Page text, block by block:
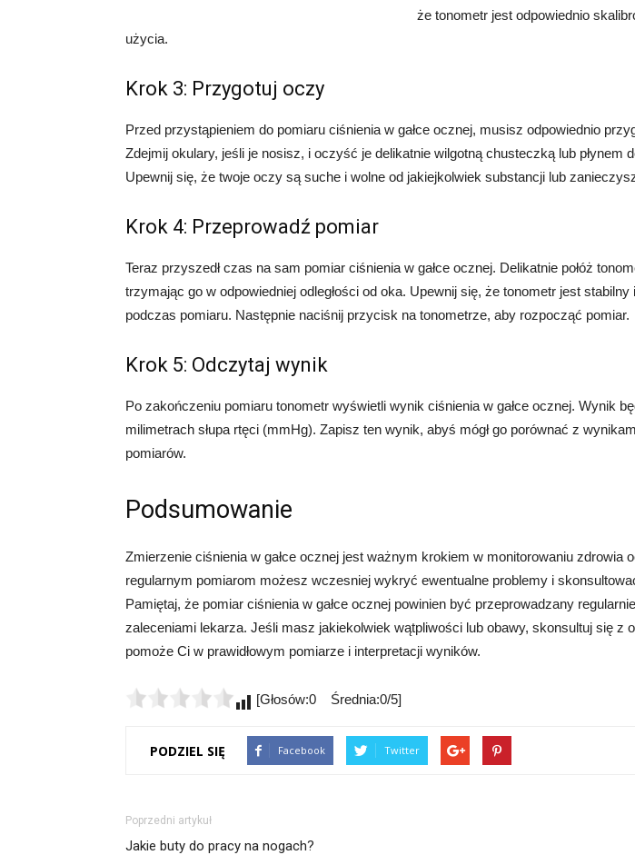
że tonometr jest odpowiednio
użycia.
Krok 3: Przygotuj oczy
Przed przystąpieniem do pomiaru ciśnienia w gałce ocznej, musisz odpowiednio
Zdejmij okulary, jeśli je nosisz, i oczyść je delikatnie wilgotną chusteczką lub płynem
Upewnij się, że twoje oczy są suche i wolne od jakiejkolwiek substancji lub
Krok 4: Przeprowadź pomiar
Teraz przyszedł czas na sam pomiar ciśnienia w gałce ocznej. Delikatnie połóż
trzymając go w odpowiedniej odległości od oka. Upewnij się, że tonometr jest stabilny
podczas pomiaru. Następnie naciśnij przycisk na tonometrze, aby rozpocząć pomiar.
Krok 5: Odczytaj wynik
Po zakończeniu pomiaru tonometr wyświetli wynik ciśnienia w gałce ocznej. Wynik
milimetrach słupa rtęci (mmHg). Zapisz ten wynik, abyś mógł go porównać z
pomiarów.
Podsumowanie
Zmierzenie ciśnienia w gałce ocznej jest ważnym krokiem w monitorowaniu zdrowia
regularnym pomiarom możesz wczesniej wykryć ewentualne problemy i
Pamiętaj, że pomiar ciśnienia w gałce ocznej powinien być przeprowadzany
zaleceniami lekarza. Jeśli masz jakiekolwiek wątpliwości lub obawy, skonsultuj się z
pomoże Ci w prawidłowym pomiarze i interpretacji wyników.
[Głosów:0 Średnia:0/5]
PODZIEL SIĘ Facebook Twitter
Poprzedni artykuł
Jakie buty do pracy na nogach?